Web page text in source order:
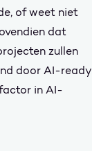
of weet niet
dat
zullen
door AI-ready
in AI-